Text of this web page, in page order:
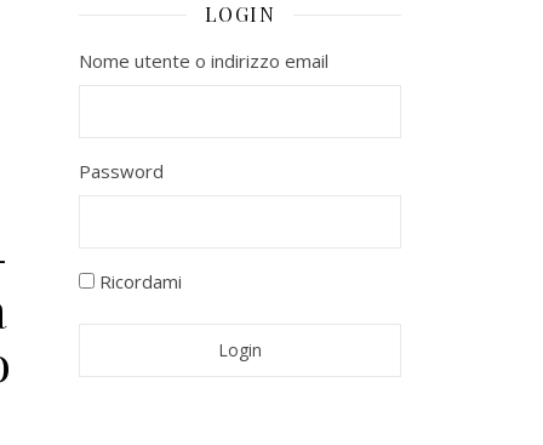
LOGIN
Nome utente o indirizzo email
Password
Ricordami